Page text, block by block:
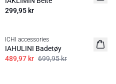
299,95 kr
ICHI accessories
IAHULINI Badetøy
489,97 kr 699,95 kr